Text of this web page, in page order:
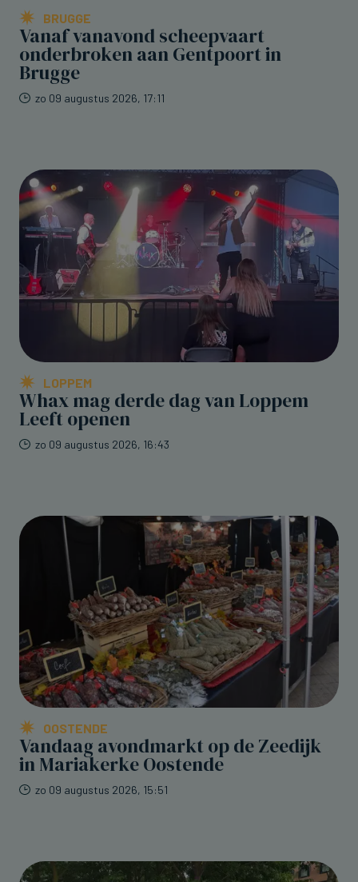
BRUGGE
Vanaf vanavond scheepvaart
onderbroken aan Gentpoort in
Brugge
zo 09 augustus 2026, 17:11
LOPPEM
Whax mag derde dag van Loppem
Leeft openen
zo 09 augustus 2026, 16:43
OOSTENDE
Vandaag avondmarkt op de Zeedijk
in Mariakerke Oostende
zo 09 augustus 2026, 15:51